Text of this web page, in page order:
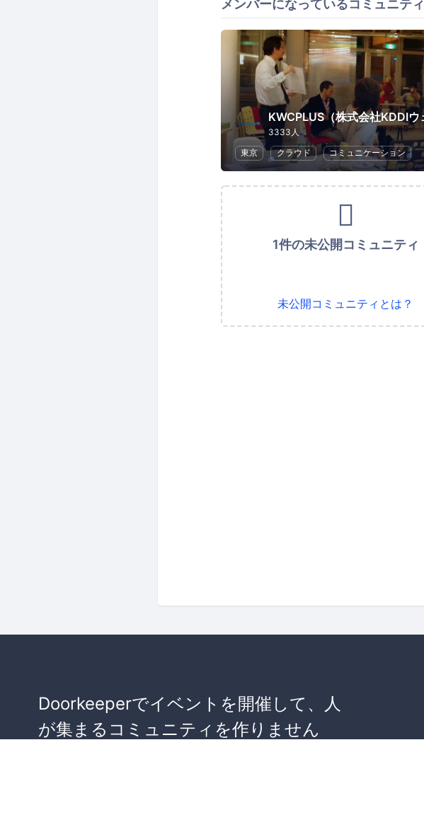
メンバーになっているコミュニティ
3333人
東京
クラウド コミュニケーション
1件の未公開コミュニティ
未公開コミュニティとは？
Doorkeeperでイベントを開催して、人
が集まるコミュニティを作りません